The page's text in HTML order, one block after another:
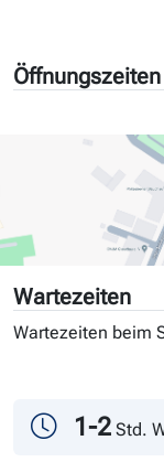
Öffnungszeiten
Wartezeiten
Wartezeiten beim
Andrang
1-2 Std.